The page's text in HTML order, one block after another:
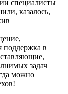
специалисты
казалось,
поддержка в
задач
можно